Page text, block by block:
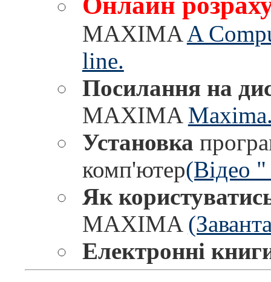
MAXIMAA
line.
Посилання на
MAXIMA
Установка
комп'ютер(Відео
Як
MAXIMA
Електронні